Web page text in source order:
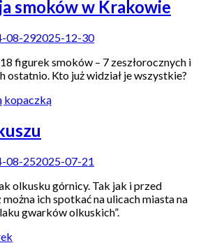
smoków w Krakowie
08-292025-12-30
figurek smoków – 7 zeszłorocznych i
ostatnio. Kto już widział je wszystkie?
08-252025-07-21
olkusku górnicy. Tak jak i przed
ich spotkać na ulicach miasta na
gwarków olkuskich”.